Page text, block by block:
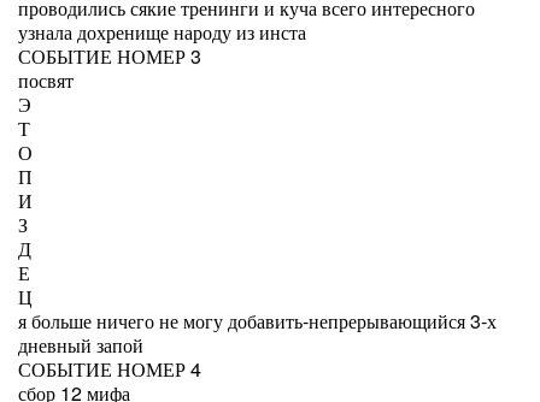
проводились сякие тренинги и куча всего интересного
узнала дохренище народу из инста
СОБЫТИЕ НОМЕР 3
посвят
Э
Т
О
П
И
З
Д
Е
Ц
я больше ничего не могу добавить-непрерывающийся 3-х
дневный запой
СОБЫТИЕ НОМЕР 4
сбор 12 мифа